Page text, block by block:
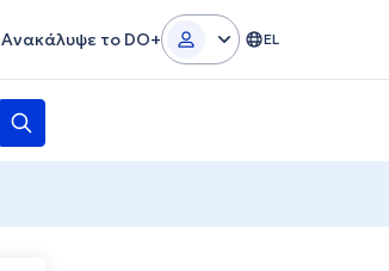
Ανακάλυψε το DO+ EL